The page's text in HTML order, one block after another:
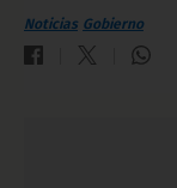
Noticias Gobierno